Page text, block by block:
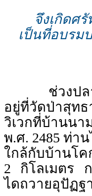
จึงเกิดศ
เป็นที่อบรม
ช่วงปลา
อยู่ที่วัดป่าสุทธ
วิเวกที่บ้านน
พ.ศ. 2485 ท่า
ใกล้กับบ้านโ
2 กิโลเมตร
ไดถวายอุปัฏฐ